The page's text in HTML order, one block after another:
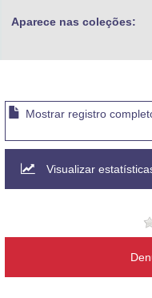
Aparece nas coleções:
Mostrar registro
Visualizar